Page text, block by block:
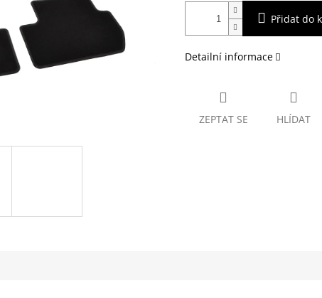
Přidat do
Detailní informace
ZEPTAT SE HLÍDAT